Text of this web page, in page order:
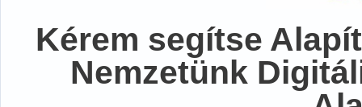
Kérem segítse
Nemzetünk